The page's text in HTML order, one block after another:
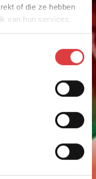
of die ze hebben
van hun services.